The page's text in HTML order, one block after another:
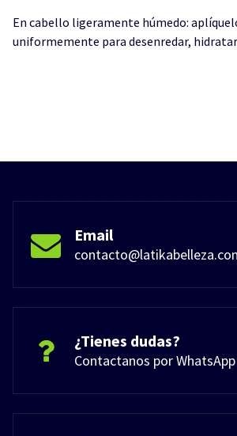
En cabello ligeramente húmedo:
uniformemente para desenredar,
Email
¿Tienes dudas?
Contactanos por WhatsApp